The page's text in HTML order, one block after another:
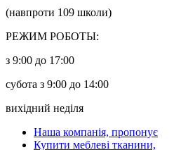
(навпроти 109 школи)
РЕЖИМ РОБОТЫ:
з 9:00 до 17:00
субота з 9:00 до 14:00
вихідний неділя
Наша компанія, пропонує
Купити меблеві тканини,